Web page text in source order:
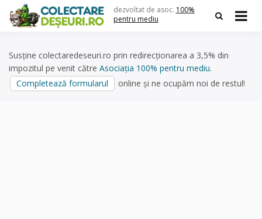
content
dezvoltat de asoc. 100%
pentru mediu
Susține colectaredeseuri.ro prin redirecționarea a 3,5% din
impozitul pe venit către Asociația 100% pentru mediu.
Completează formularul
online și ne ocupăm noi de restul!